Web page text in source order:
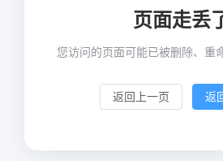
页面走丢
您访问的页面可能已被删除、重
返回上一页 返